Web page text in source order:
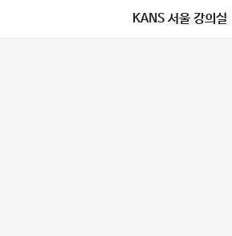
KANS 서울 강의실